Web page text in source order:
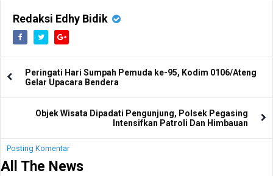
Redaksi Edhy Bidik
Peringati Hari Sumpah Pemuda ke-95, Kodim 0106/Ateng
Gelar Upacara Bendera
Objek Wisata Dipadati Pengunjung, Polsek Pegasing
Intensifkan Patroli Dan Himbauan
Posting Komentar
All The News